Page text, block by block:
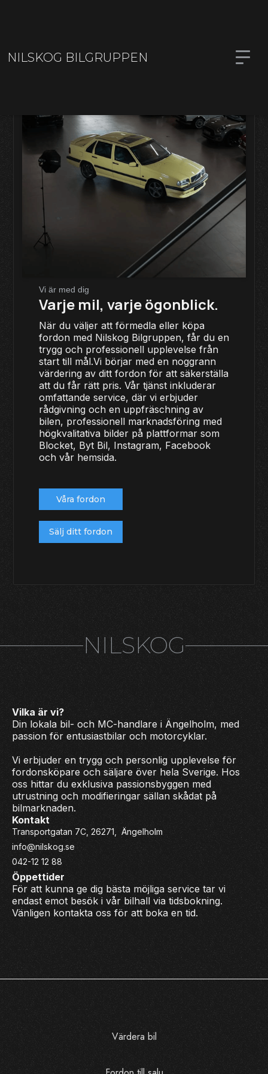
NILSKOG BILGRUPPEN
Vi är med dig
Varje mil, varje ögonblick.
När du väljer att förmedla eller köpa
fordon med Nilskog Bilgruppen, får du en
trygg och professionell upplevelse från
start till mål.Vi börjar med en noggrann
värdering av ditt fordon för att säkerställa
att du får rätt pris. Vår tjänst inkluderar
omfattande service, där vi erbjuder
rådgivning och en uppfräschning av
bilen, professionell marknadsföring med
högkvalitativa bilder på plattformar som
Blocket, Byt Bil, Instagram, Facebook
och vår hemsida.
Våra fordon
Sälj ditt fordon
NILSKOG
Vilka är vi?
Din lokala bil- och MC-handlare i Ängelholm, med
passion för entusiastbilar och motorcyklar.
Vi erbjuder en trygg och personlig upplevelse för
fordonsköpare och säljare över hela Sverige. Hos
oss hittar du exklusiva passionsbyggen med
utrustning och modifieringar sällan skådat på
bilmarknaden.
Kontakt
Transportgatan 7C, 26271, Ängelholm
info@nilskog.se
042-12 12 88
Öppettider
För att kunna ge dig bästa möjliga service tar vi
endast emot besök i vår bilhall via tidsbokning.
Vänligen kontakta oss för att boka en tid.
Värdera bil